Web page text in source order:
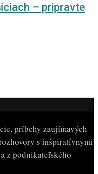
– pripravte
príbehy zaujímavých
s inšpiratívnymi
z podnikateľského